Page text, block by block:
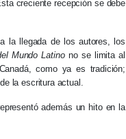
creciente recepción se debe
la llegada de los autores, los
Mundo Latinono se limita al
como ya es tradición;
la escritura actual.
además un hito en la